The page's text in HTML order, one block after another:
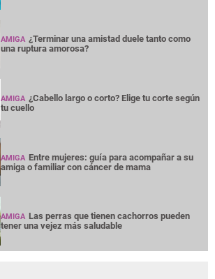
AMIGA ¿Terminar una amistad duele tanto como
una ruptura amorosa?
AMIGA ¿Cabello largo o corto? Elige tu corte según
tu cuello
AMIGA Entre mujeres: guía para acompañar a su
amiga o familiar con cáncer de mama
AMIGA Las perras que tienen cachorros pueden
tener una vejez más saludable